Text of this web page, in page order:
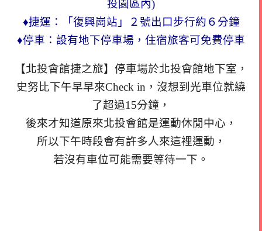
投園區內)
♦捷運：「復興崗站」２號出口步行約６分鐘
♦停車：設有地下停車場，住宿旅客可免費停車
【北投會館捷之旅】停車場於北投會館地下室，
史努比下午早早來Check in，沒想到光車位就繞
了超過15分鐘，
後來才知道原來北投會館是運動休閒中心，
所以下午時段會有許多人來這裡運動，
若沒有車位可能需要等待一下。